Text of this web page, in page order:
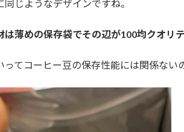
じようなデザインですね。
は薄めの保存袋でその辺が100均クオリ
ってコーヒー豆の保存性能には関係ない